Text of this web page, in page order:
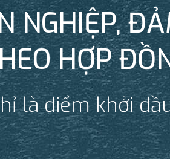
NGHIỆP,
HỢP
là điểm khởi